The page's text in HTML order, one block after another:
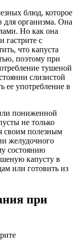
блюд, которое
для организма. Она
Но как она
гастрите с
что капуста
поэтому при
тушеной
слизистой
ее употребление в
пониженной
не только
своим полезным
желудочного
состоянию
капусту в
или готовить из
при